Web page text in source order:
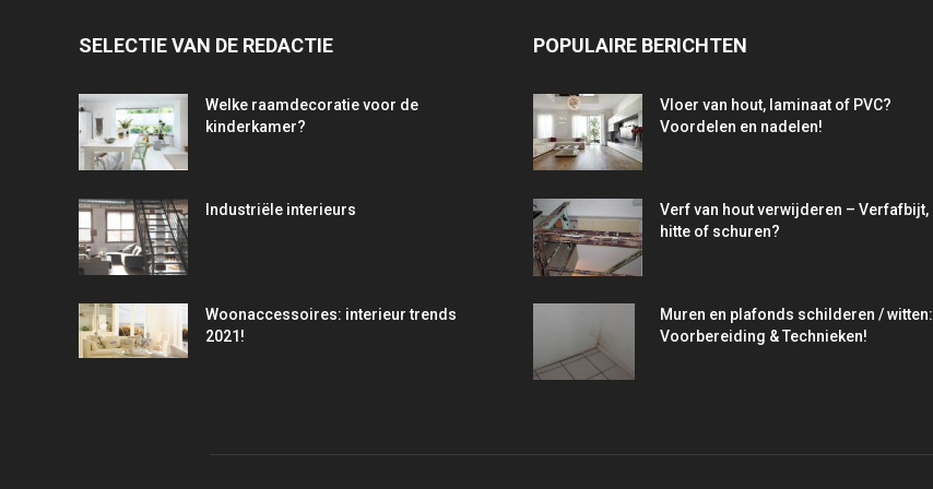
SELECTIE VAN DE REDACTIE
Welke raamdecoratie voor de
kinderkamer?
Industriële interieurs
Woonaccessoires: interieur trends
2021!
POPULAIRE BERICHTEN
Vloer van hout, laminaat of PVC?
Voordelen en nadelen!
Verf van hout verwijderen – Verfafbijt,
hitte of schuren?
Muren en plafonds schilderen / witten:
Voorbereiding & Technieken!